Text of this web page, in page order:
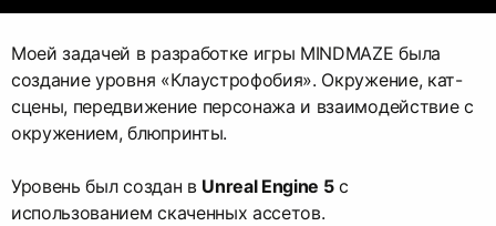
Моей задачей в разработке игры MINDMAZE была
создание уровня «Клаустрофобия». Окружение, кат-
сцены, передвижение персонажа и взаимодействие с
окружением, блюпринты.
Уровень был создан в Unreal Engine 5с
использованием скаченных ассетов.